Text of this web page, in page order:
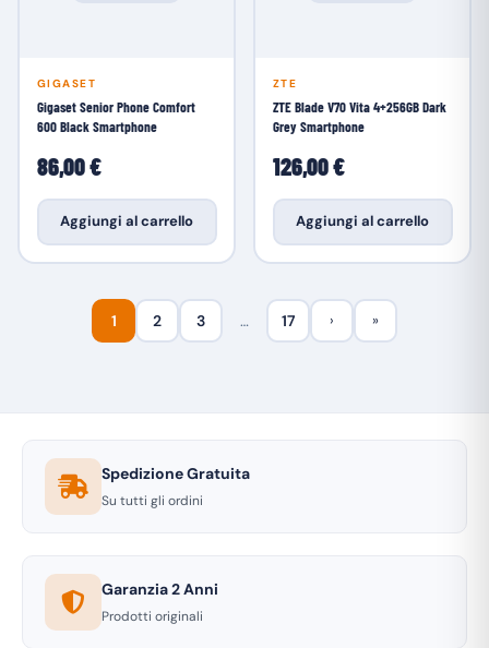
GIGASET
Gigaset Senior Phone Comfort
600 Black Smartphone
86,00 €
Aggiungi al carrello
ZTE
ZTE Blade V70 Vita 4+256GB Dark
Grey Smartphone
126,00 €
Aggiungi al carrello
1 2 3 … 17 › »
Spedizione Gratuita
Su tutti gli ordini
Garanzia 2 Anni
Prodotti originali